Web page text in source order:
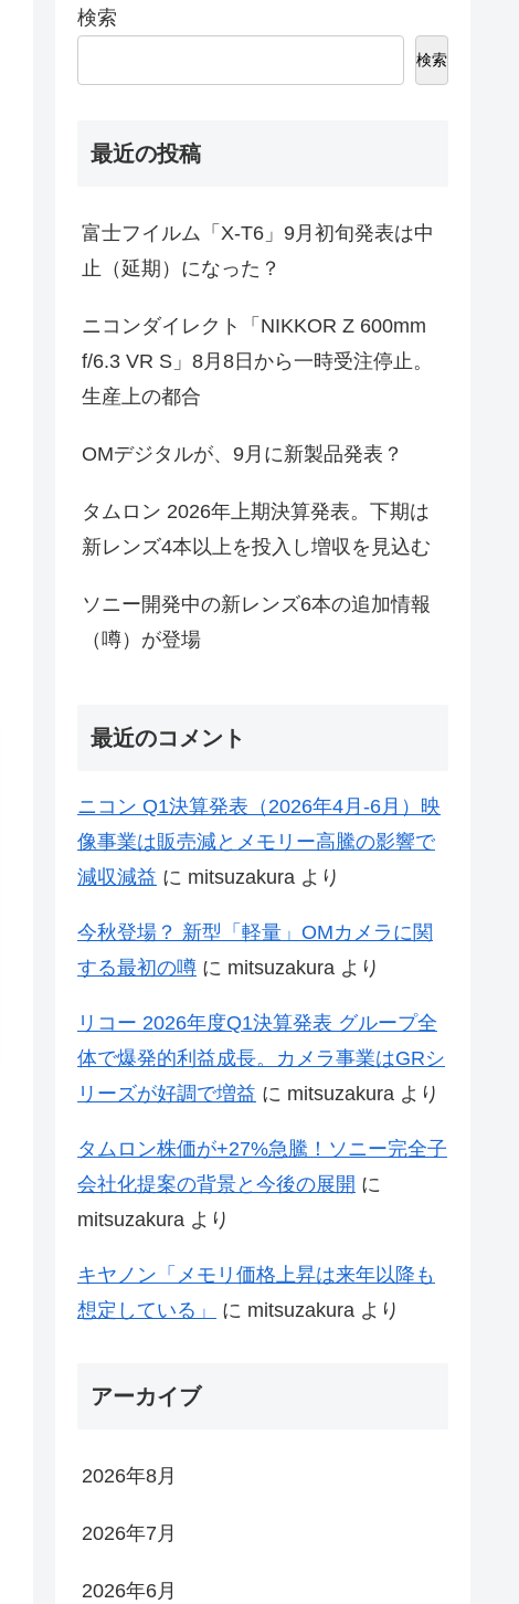
検索
検索
最近の投稿
富士フイルム「X-T6」9月初旬発表は中
止（延期）になった？
ニコンダイレクト「NIKKOR Z 600mm
f/6.3 VR S」8月8日から一時受注停止。
生産上の都合
OMデジタルが、9月に新製品発表？
タムロン 2026年上期決算発表。下期は
新レンズ4本以上を投入し増収を見込む
ソニー開発中の新レンズ6本の追加情報
（噂）が登場
最近のコメント
ニコン Q1決算発表（2026年4月-6月）映
像事業は販売減とメモリー高騰の影響で
減収減益 に mitsuzakura より
今秋登場？ 新型「軽量」OMカメラに関
する最初の噂 に mitsuzakura より
リコー 2026年度Q1決算発表 グループ全
体で爆発的利益成長。カメラ事業はGRシ
リーズが好調で増益 に mitsuzakura より
タムロン株価が+27%急騰！ソニー完全子
会社化提案の背景と今後の展開 に
mitsuzakura より
キヤノン「メモリ価格上昇は来年以降も
想定している」
に mitsuzakura より
アーカイブ
2026年8月
2026年7月
2026年6月